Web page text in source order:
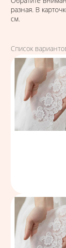
разная. В
см.
Список